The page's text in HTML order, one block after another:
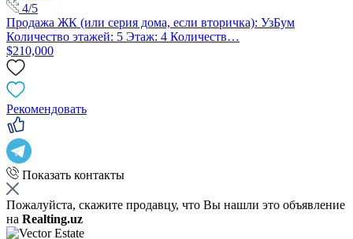
4/5
Продажа ЖК (или серия дома, если вторичка): УзБум
Количество этажей: 5 Этаж: 4 Количеств…
$210,000
Рекомендовать
Показать контакты
Пожалуйста, скажите продавцу, что Вы нашли это объявление
на Realting.uz